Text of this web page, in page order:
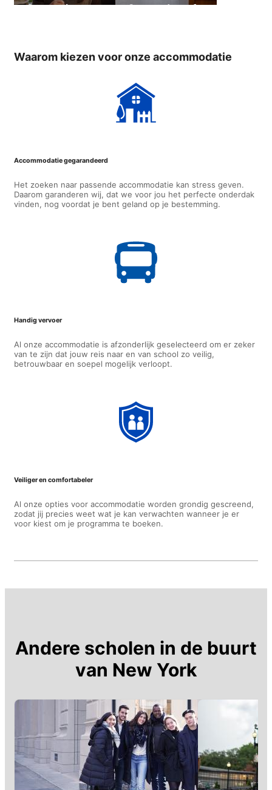
Gastgezin
George (vanaf
- 08.08.2026)
Waarom kiezen voor onze accommodatie
Accommodatie gegarandeerd
Het zoeken naar passende accommodatie kan stress geven.
Daarom garanderen wij, dat we voor jou het perfecte onderdak
vinden, nog voordat je bent geland op je bestemming.
Handig vervoer
Al onze accommodatie is afzonderlijk geselecteerd om er zeker
van te zijn dat jouw reis naar en van school zo veilig,
betrouwbaar en soepel mogelijk verloopt.
Veiliger en comfortabeler
Al onze opties voor accommodatie worden grondig gescreend,
zodat jij precies weet wat je kan verwachten wanneer je er
voor kiest om je programma te boeken.
Andere scholen in de buurt
van New York